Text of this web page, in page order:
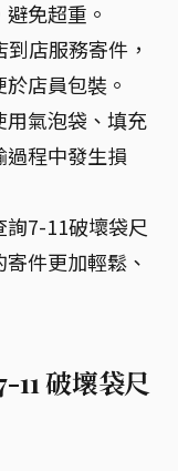
免超重。
店服務寄件，
店員包裝。
用氣泡袋、填充
程中發生損
7-11破壞袋尺
件更加輕鬆、
11 破壞袋尺